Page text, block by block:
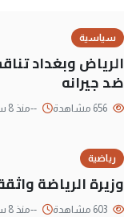
سياسية
الرياض وبغداد
ضد جيرانه
--منذ 8 ساعة
رياضية
وزيرة الرياضة واثقة من
--منذ 8 ساعة